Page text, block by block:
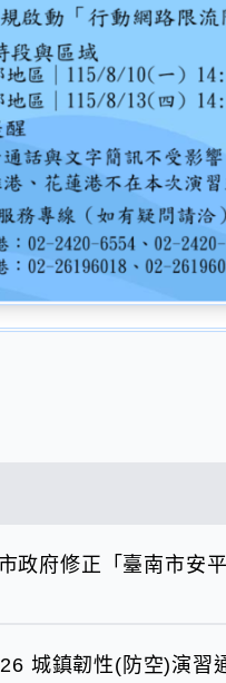
政府修正「臺南市安
城鎮韌性(防空)演